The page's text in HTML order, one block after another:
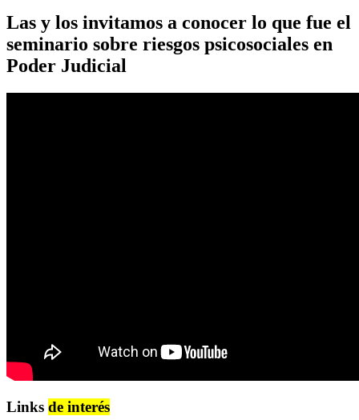
Las y los invitamos a conocer lo que fue el
seminario sobre riesgos psicosociales en
Poder Judicial
Links de interés